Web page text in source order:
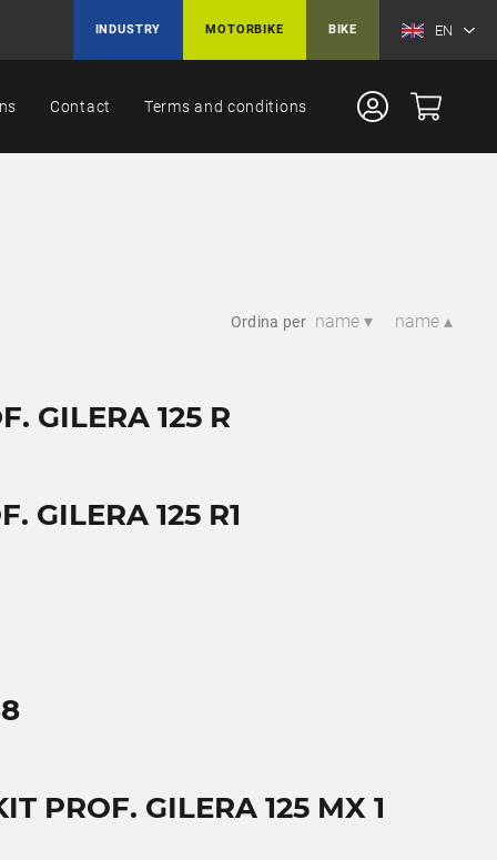
INDUSTRY MOTORBIKE BIKE EN
Contact Terms and conditions
Ordina per name ▾ name ▴
GILERA 125 R
GILERA 125 R1
PROF. GILERA 125 MX 1